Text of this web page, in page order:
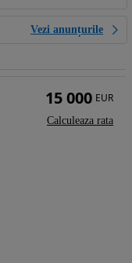
Vezi anunțurile
15 000 EUR
Calculeaza rata